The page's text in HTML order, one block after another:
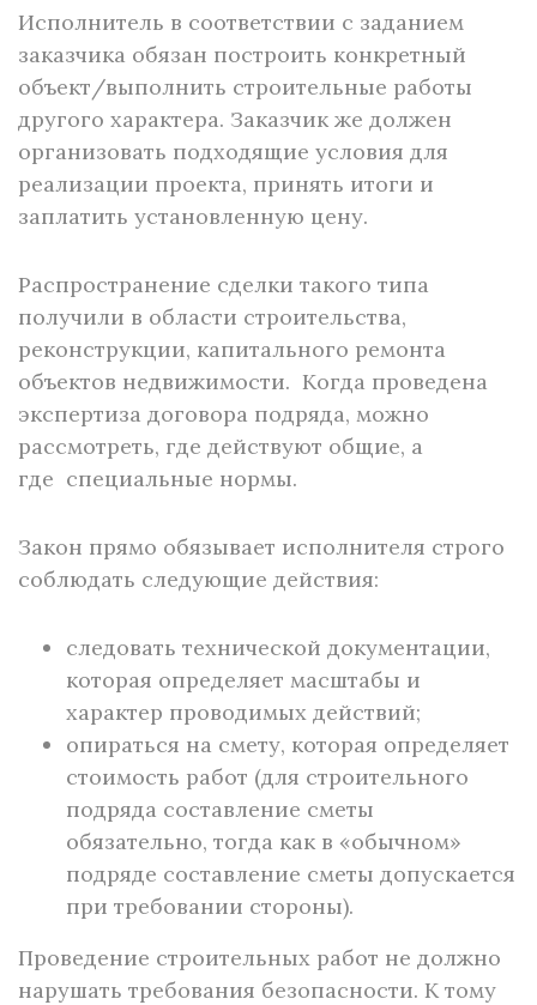
Исполнитель в соответствии с заданием
заказчика обязан построить конкретный
объект/выполнить строительные работы
другого характера. Заказчик же должен
организовать подходящие условия для
реализации проекта, принять итоги и
заплатить установленную цену.
Распространение сделки такого типа
получили в области строительства,
реконструкции, капитального ремонта
объектов недвижимости. Когда проведена
экспертиза договора подряда, можно
рассмотреть, где действуют общие, а
где специальные нормы.
Закон прямо обязывает исполнителя строго
соблюдать следующие действия:
следовать технической документации,
которая определяет масштабы и
характер проводимых действий;
опираться на смету, которая определяет
стоимость работ (для строительного
подряда составление сметы
обязательно, тогда как в «обычном»
подряде составление сметы допускается
при требовании стороны).
Проведение строительных работ не должно
нарушать требования безопасности. К тому